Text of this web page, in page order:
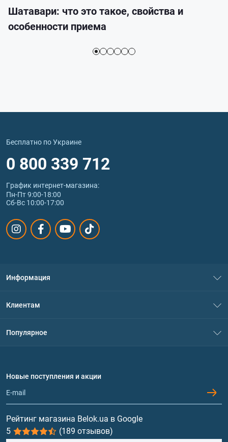
Шатавари: что это такое, свойства и
особенности приема
Бесплатно по Украине
0 800 339 712
График интернет‑магазина:
Пн-Пт 9:00-18:00
Сб-Вс 10:00-17:00
Информация
Политика конфиденциальности
Обмен и возврат
Клиентам
Популярное
Протеин
Гейнеры
Витамины и минералы
Рыбий жир, жирные кислоты
Новые поступления и акции
Рейтинг магазина Belok.ua в Google
5
(189 отзывов)